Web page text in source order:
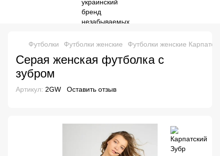
Футболки Футболки женские Футболки женские
Серая женская футболка с
зубром
Артикул: 2GW Оставить отзыв